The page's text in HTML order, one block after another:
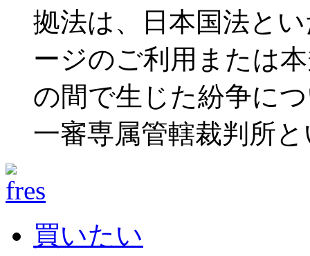
拠法は、日本国法と
ージのご利用または
の間で生じた紛争に
一審専属管轄裁判所
買いたい